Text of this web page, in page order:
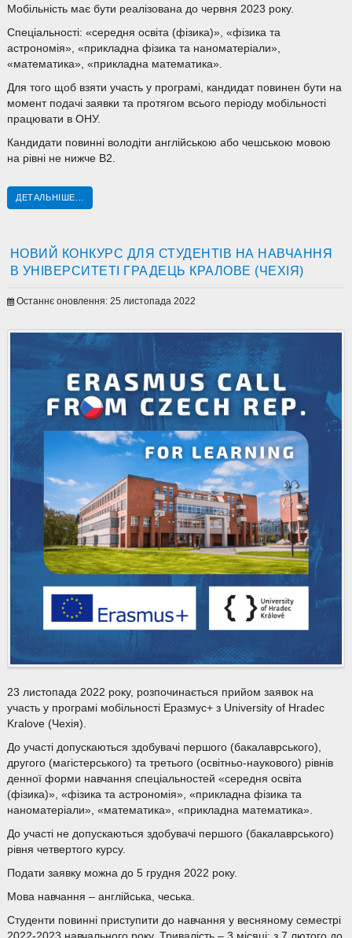
Мобільність має бути реалізована до червня 2023 року.
Спеціальності: «середня освіта (фізика)», «фізика та
астрономія», «прикладна фізика та наноматеріали»,
«математика», «прикладна математика».
Для того щоб взяти участь у програмі, кандидат повинен бути на
момент подачі заявки та протягом всього періоду мобільності
працювати в ОНУ.
Кандидати повинні володіти англійською або чешською мовою
на рівні не нижче В2.
ДЕТАЛЬНІШЕ...
НОВИЙ КОНКУРС ДЛЯ СТУДЕНТІВ НА НАВЧАННЯ
В УНІВЕРСИТЕТІ ГРАДЕЦЬ КРАЛОВЕ (ЧЕХІЯ)
Останнє оновлення: 25 листопада 2022
23 листопада 2022 року, розпочинається прийом заявок на
участь у програмі мобільності Еразмус+ з University of Hradec
Kralove (Чехія).
До участі допускаються здобувачі першого (бакалаврського),
другого (магістерського) та третього (освітньо-наукового) рівнів
денної форми навчання спеціальностей «середня освіта
(фізика)», «фізика та астрономія», «прикладна фізика та
наноматеріали», «математика», «прикладна математика».
До участі не допускаються здобувачі першого (бакалаврського)
рівня четвертого курсу.
Подати заявку можна до 5 грудня 2022 року.
Мова навчання – англійська, чеська.
Студенти повинні приступити до навчання у весняному семестрі